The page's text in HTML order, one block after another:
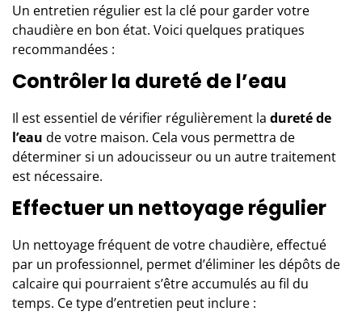
Un entretien régulier est la clé pour garder votre
chaudière en bon état. Voici quelques pratiques
recommandées :
Contrôler la dureté de l’eau
Il est essentiel de vérifier régulièrement la dureté de
l’eau de votre maison. Cela vous permettra de
déterminer si un adoucisseur ou un autre traitement
est nécessaire.
Effectuer un nettoyage régulier
Un nettoyage fréquent de votre chaudière, effectué
par un professionnel, permet d’éliminer les dépôts de
calcaire qui pourraient s’être accumulés au fil du
temps. Ce type d’entretien peut inclure :